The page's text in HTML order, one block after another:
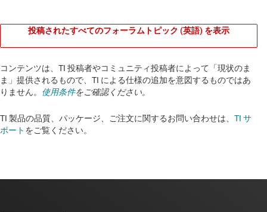
投稿されたすべてのフォーラムトピック (英語) を表示
コンテンツは、TI 投稿者やコミュニティ投稿者によって「現状のま
ま」提供されるもので、TI による仕様の追加を意図するものではあ
りません。 使用条件をご確認ください。
TI 製品の品質、パッケージ、ご注文に関するお問い合わせは、 TI サ
ポート をご覧ください。​​​​​​​​​​​​​​